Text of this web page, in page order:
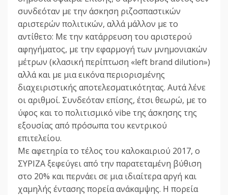
συνδεόταν με την άσκηση ριζοσπαστικών
αριστερών πολιτικών, αλλά μάλλον με το
αντίθετο: Με την κατάρρευση του αριστερού
αφηγήματος, με την εφαρμογή των μνημονιακών
μέτρων (κλασική περίπτωση «left brand dilution»)
αλλά και με μια εικόνα περιορισμένης
διαχειριστικής αποτελεσματικότητας. Αυτά λένε
οι αριθμοί. Συνδεόταν επίσης, έτσι θεωρώ, με το
ύφος και το πολιτισμικό vibe της άσκησης της
εξουσίας από πρόσωπα του κεντρικού
επιτελείου.
Με αφετηρία το τέλος του καλοκαιριού 2017, ο
ΣΥΡΙΖΑ ξεφεύγει από την παρατεταμένη βύθιση
στο 20% και περνάει σε μια ιδιαίτερα αργή και
χαμηλής έντασης πορεία ανάκαμψης. Η πορεία